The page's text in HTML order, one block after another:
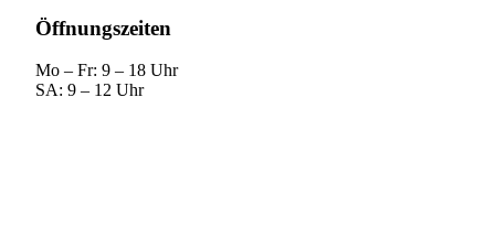
Öffnungszeiten
Mo – Fr: 9 – 18 Uhr
SA: 9 – 12 Uhr